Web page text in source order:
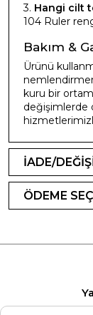
3. Hangi cilt
104 Ruler
Bakım &
Ürünü
kuru bir
değişimlerde
İADE/
ÖDEME